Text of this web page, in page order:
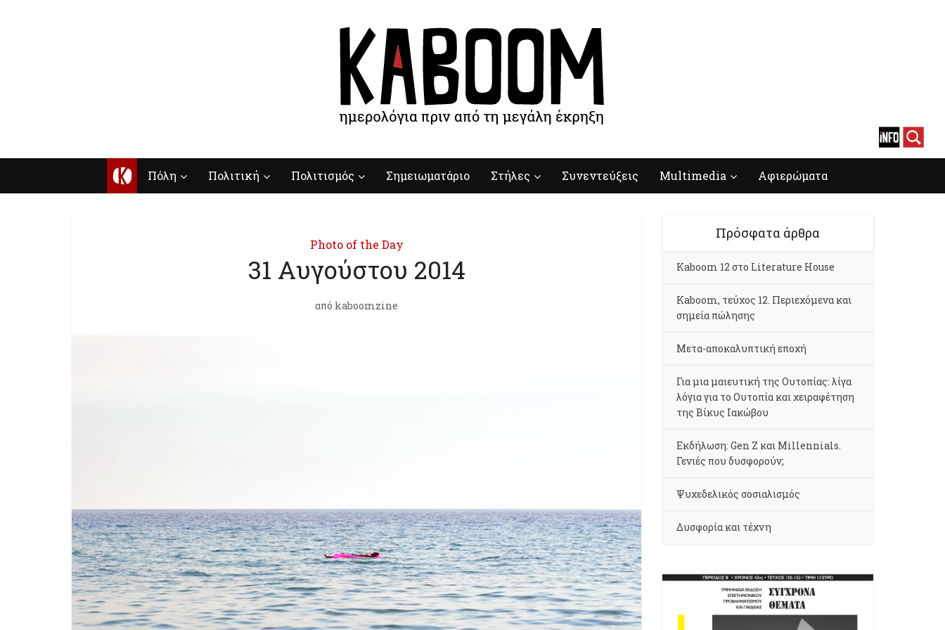
Κ Πόλη Πολιτική Πολιτισμός Σημειωματάριο Στήλες Συνεντεύξεις Multimedia Αφιερώματα
Photo of the Day
31 Aυγούστου 2014
από kaboomzine
Πρόσφατα άρθρα
Kaboom 12 στο Literature House
Kaboom, τεύχος 12. Περιεχόμενα και
σημεία πώλησης
Μετα-αποκαλυπτική εποχή
Για μια μαιευτική της Ουτοπίας: λίγα
λόγια για το Ουτοπία και χειραφέτηση
της Βίκυς Ιακώβου
Εκδήλωση: Gen Z και Millennials.
Γενιές που δυσφορούν;
Ψυχεδελικός σοσιαλισμός
Δυσφορία και τέχνη